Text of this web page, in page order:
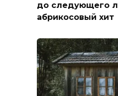
до следующего
абрикосовый хит